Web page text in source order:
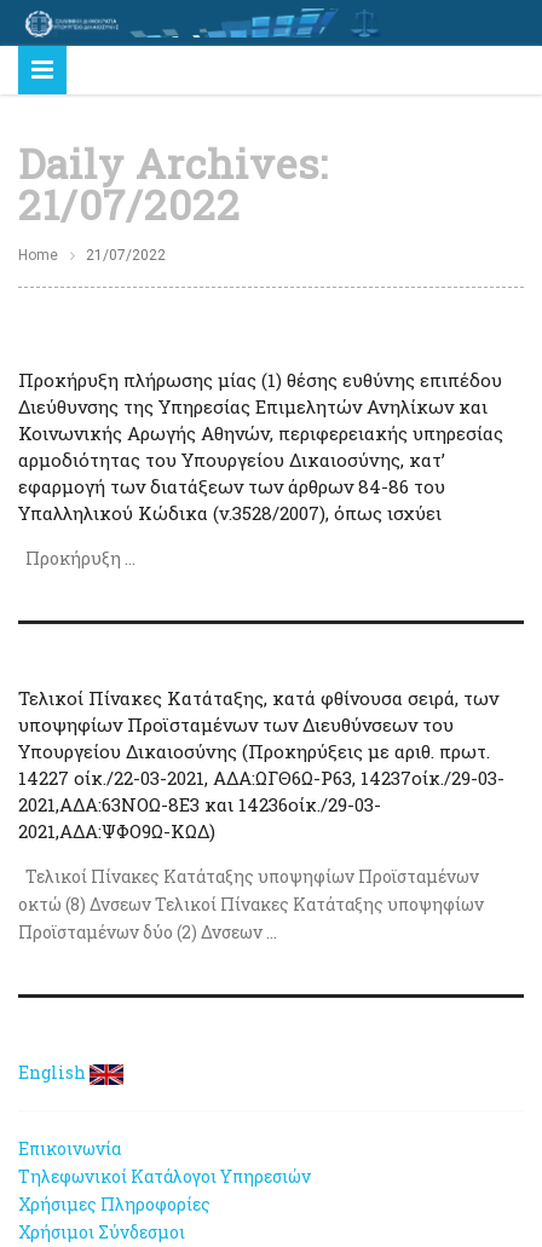
Daily Archives:
21/07/2022
Home 21/07/2022
Προκήρυξη πλήρωσης μίας (1) θέσης ευθύνης επιπέδου
Διεύθυνσης της Υπηρεσίας Επιμελητών Ανηλίκων και
Κοινωνικής Αρωγής Αθηνών, περιφερειακής υπηρεσίας
αρμοδιότητας του Υπουργείου Δικαιοσύνης, κατ’
εφαρμογή των διατάξεων των άρθρων 84-86 του
Υπαλληλικού Κώδικα (ν.3528/2007), όπως ισχύει
Προκήρυξη ...
Τελικοί Πίνακες Κατάταξης, κατά φθίνουσα σειρά, των
υποψηφίων Προϊσταμένων των Διευθύνσεων του
Υπουργείου Δικαιοσύνης (Προκηρύξεις με αριθ. πρωτ.
14227 οίκ./22-03-2021, ΑΔΑ:ΩΓΘ6Ω-Ρ63, 14237οίκ./29-03-
2021,ΑΔΑ:63ΝΟΩ-8Ε3 και 14236οίκ./29-03-
2021,ΑΔΑ:ΨΦΟ9Ω-ΚΩΔ)
Τελικοί Πίνακες Κατάταξης υποψηφίων Προϊσταμένων
οκτώ (8) Δνσεων Τελικοί Πίνακες Κατάταξης υποψηφίων
Προϊσταμένων δύο (2) Δνσεων ...
English
Επικοινωνία
Τηλεφωνικοί Κατάλογοι Υπηρεσιών
Χρήσιμες Πληροφορίες
Χρήσιμοι Σύνδεσμοι